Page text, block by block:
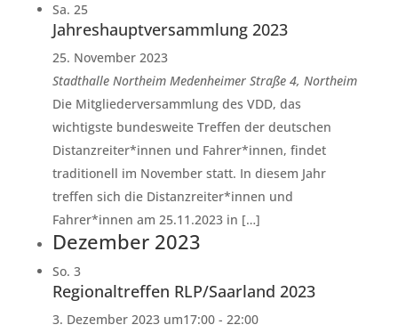
Sa. 25
Jahreshauptversammlung 2023
25. November 2023
Stadthalle Northeim Medenheimer Straße 4, Northeim
Die Mitgliederversammlung des VDD, das
wichtigste bundesweite Treffen der deutschen
Distanzreiter*innen und Fahrer*innen, findet
traditionell im November statt. In diesem Jahr
treffen sich die Distanzreiter*innen und
Fahrer*innen am 25.11.2023 in […]
Dezember 2023
So. 3
Regionaltreffen RLP/Saarland 2023
3. Dezember 2023 um17:00- 22:00